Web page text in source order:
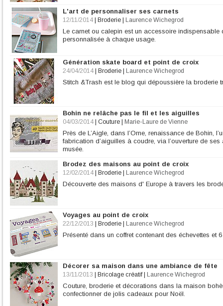
L'art de personnaliser ses carnets
12/11/2014 Broderie Laurence Wichegrod
Le carnet ou calepin est un accessoire indispensable
personnalisée à chaque usage.
Génération skate board et point de croix
24/04/2014 Broderie Laurence Wichegrod
Stitch &Trash est le blog qui dépoussière la broderie
Bohin ne relâche pas le fil et les aiguilles
04/03/2014 Couture Marie-Laure de Vienne
Près de L’Aigle, dans l’Orne, renaissance de Bohin,
fabrication d’aiguilles à coudre, via l’ouverture de
musée.
Brodez des maisons au point de croix
12/02/2014 Broderie Laurence Wichegrod
Découverte des maisons d' Europe à travers les
Voyages au point de croix
22/12/2013 Broderie Laurence Wichegrod
Présenté dans un coffret contenant des échevettes et
Décorer sa maison dans une ambiance de fête
13/11/2013 Bricolage créatif| Laurence Wichegrod
Couture, broderie et décorations dans la maison
confectionner de jolis cadeaux pour Noël.